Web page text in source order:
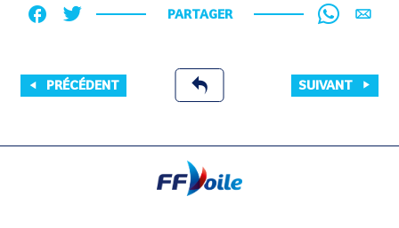
PARTAGER
PRÉCÉDENT SUIVANT